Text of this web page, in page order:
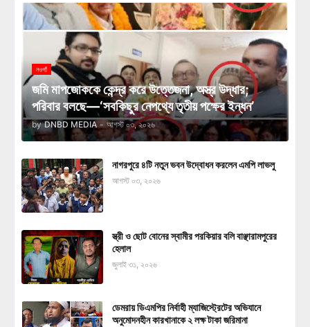
নওগাঁ
জমি মাপজোককে কেন্দ্র করে উত্তেজনা, অস্ত্র উদ্ধার;
পরিবার বলছে—‘সবকিছুর নেপথ্যে তৃতীয় পক্ষের ইন্ধন’
by DNBD MEDIA - আগস্ট ০৩, ২০২৬
নাগরপুরে ৪টি নতুন ভবন উদ্বোধন করলেন এমপি লাভলু
আগস্ট ০৩, ২০২৬
স্ত্রী ও ছোট বোনের স্বামীর পরকিয়ার বলি বাঞ্ছারামপুরের
হেলাল
জুলাই ৩১, ২০২৬
ডেমরায় ডিএমপির নির্বাহী ম্যাজিস্ট্রেটের অভিযানে
অনুমোদনহীন কারখানাকে ২ লক্ষ টাকা জরিমানা